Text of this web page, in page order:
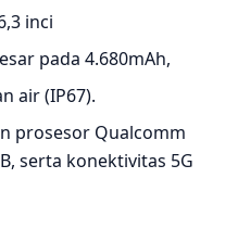
inci
pada 4.680mAh,
air (IP67).
prosesor Qualcomm
serta konektivitas 5G